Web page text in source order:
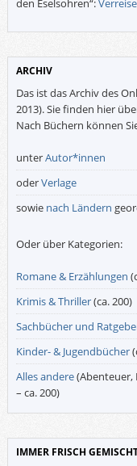
den Eselsohren“:
ARCHIV
Das ist das Archiv des
2013). Sie finden hier
Nach Büchern können
unterAutor*innen
oderVerlage
sowie nach Ländern
Oder über Kategorien:
Romane & Erzählungen
Krimis & Thriller(ca. 200)
Sachbücher und
Kinder- & Jugendbücher
Alles andere(Abenteuer,
– ca. 200)
IMMER FRISCH